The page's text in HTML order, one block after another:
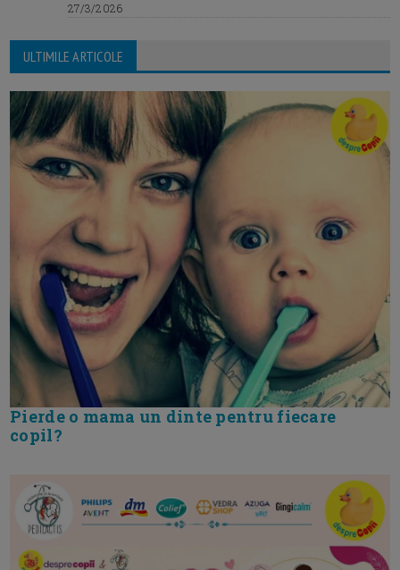
27/3/2026
ULTIMILE ARTICOLE
Pierde o mama un dinte pentru fiecare
copil?